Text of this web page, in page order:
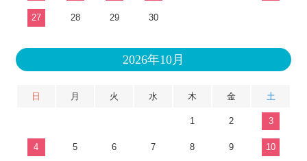
27 28 29 30
2026年10月
日 月 火 水 木 金 土
1 2 3
4 5 6 7 8 9 10